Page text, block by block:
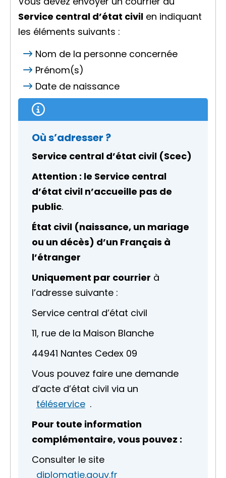
Service central d’état civil en indiquant
les éléments suivants :
Nom de la personne concernée
Prénom(s)
Date de naissance
Où s’adresser ?
Service central d’état civil (Scec)
Attention : le Service central
d’état civil n’accueille pas de
public.
État civil (naissance, un mariage
ou un décès) d’un Français à
l’étranger
Uniquement par courrier à
l’adresse suivante :
Service central d’état civil
11, rue de la Maison Blanche
44941 Nantes Cedex 09
Vous pouvez faire une demande
d’acte d’état civil via un
téléservice .
Pour toute information
complémentaire, vous pouvez :
Consulter le site
diplomatie.gouv.fr